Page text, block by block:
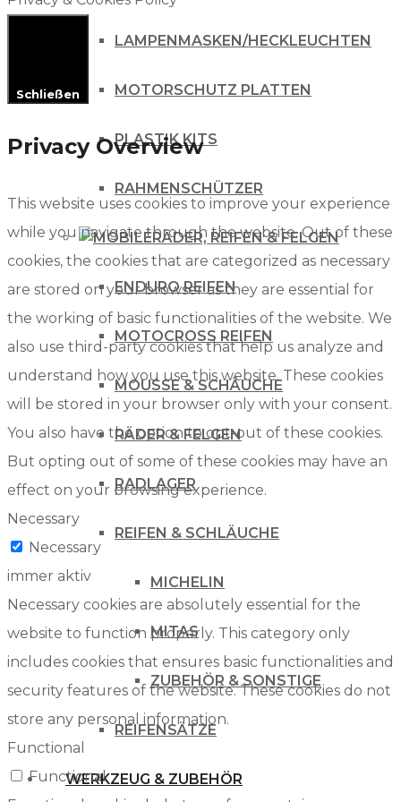
LAMPENMASKEN/HECKLEUCHTEN
MOTORSCHUTZ PLATTEN
PLASTIK KITS
RAHMENSCHÜTZER
RÄDER, REIFEN & FELGEN
ENDURO REIFEN
MOTOCROSS REIFEN
MOUSSE & SCHÄUCHE
RÄDER & FELGEN
RADLAGER
REIFEN & SCHLÄUCHE
MICHELIN
MITAS
ZUBEHÖR & SONSTIGE
REIFENSÄTZE
WERKZEUG & ZUBEHÖR
Schließen
Privacy Overview
This website uses cookies to improve your experience
while you navigate through the website. Out of these
cookies, the cookies that are categorized as necessary
are stored on your browser as they are essential for
the working of basic functionalities of the website. We
also use third-party cookies that help us analyze and
understand how you use this website. These cookies
will be stored in your browser only with your consent.
You also have the option to opt-out of these cookies.
But opting out of some of these cookies may have an
effect on your browsing experience.
Necessary
Necessary
immer aktiv
Necessary cookies are absolutely essential for the
website to function properly. This category only
includes cookies that ensures basic functionalities and
security features of the website. These cookies do not
store any personal information.
Functional
Functional